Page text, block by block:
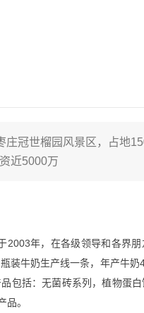
庄冠世榴园风景区，占地
近5000万
2003年，在各级领导和各界
装牛奶生产线一条，年产牛奶
包括：无菌砖系列，植物蛋
。